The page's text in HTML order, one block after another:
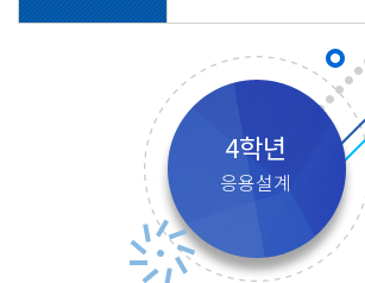
4학년
응용설계